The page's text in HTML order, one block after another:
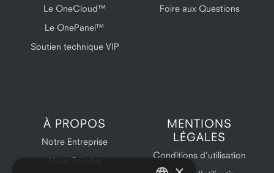
Le OneCloud™
Le OnePanel™
Soutien technique VIP
Foire aux Questions
À PROPOS
Notre Entreprise
Nous Joindre
MENTIONS
LÉGALES
Conditions d'utilisation